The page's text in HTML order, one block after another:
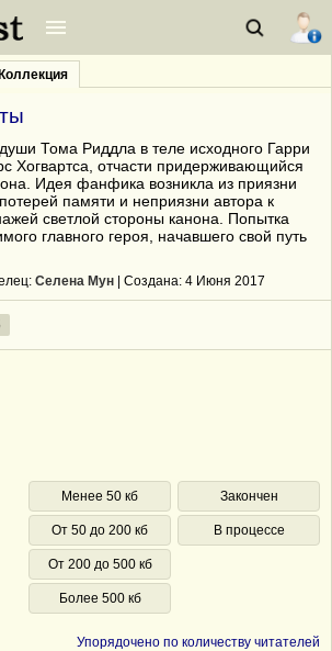
Коллекция
Тома Риддла в теле исходного Гарри
Хогвартса, отчасти придерживающийся
Идея фанфика возникла из приязни
памяти и неприязни автора к
светлой стороны канона. Попытка
главного героя, начавшего свой путь
Селена Мун | Cоздана: 4 Июня 2017
Менее 50 кб
От 50 до 200 кб
От 200 до 500 кб
Более 500 кб
Закончен
В процессе
Упорядочено по количеству читателей